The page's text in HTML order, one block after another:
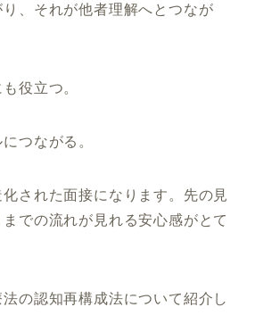
り、それが他者理解へとつなが
役立つ。
つながる。
された面接になります。先の見
での流れが見れる安心感がとて
の認知再構成法について紹介し